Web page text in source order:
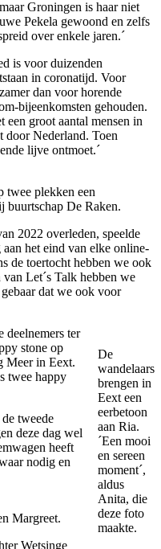
Groningen is haar niet
Pekela gewoond en zelfs
over enkele jaren.´
is voor duizenden
in coronatijd. Voor
dan voor horende
bijeenkomsten gehouden.
een groot aantal mensen in
door Nederland. Toen
lijve ontmoet.´
twee plekken een
buurtschap De Raken.
2022 overleden, speelde
het eind van elke online-
de toertocht hebben we ook
Let´s Talk hebben we
dat we ook voor
De
wandelaars
brengen in
Eext een
eerbetoon
aan Ria.
´Een mooi
en sereen
moment´,
aldus
Anita, die
deze foto
maakte.
deelnemers ter
stone op
Meer in Eext.
twee happy
tweede
deze dag wel
heeft
nodig en
Margreet.
Wetsinge